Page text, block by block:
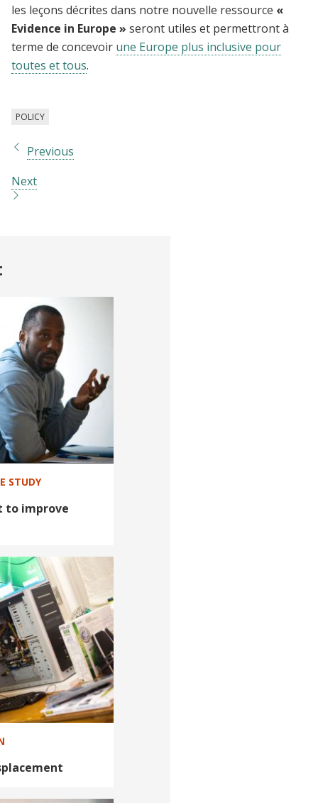
les leçons décrites dans notre nouvelle ressource «
Evidence in Europe » seront utiles et permettront à
terme de concevoir une Europe plus inclusive pour
toutes et tous.
POLICY
Previous
Next
STUDY
to improve